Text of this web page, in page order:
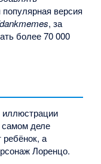
версия
, за
более 70 000
иллюстрации
самом деле
а
Лоренцо.